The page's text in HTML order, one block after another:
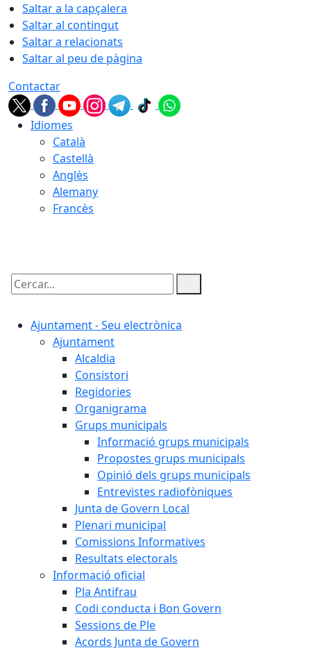
Saltar a la capçalera
Saltar al contingut
Saltar a relacionats
Saltar al peu de pàgina
Contactar
Idiomes
Català
Castellà
Anglès
Alemany
Francès
Cercar:
Ajuntament - Seu electrònica
Ajuntament
Alcaldia
Consistori
Regidories
Organigrama
Grups municipals
Informació grups municipals
Propostes grups municipals
Opinió dels grups municipals
Entrevistes radiofòniques
Junta de Govern Local
Plenari municipal
Comissions Informatives
Resultats electorals
Informació oficial
Pla Antifrau
Codi conducta i Bon Govern
Sessions de Ple
Acords Junta de Govern